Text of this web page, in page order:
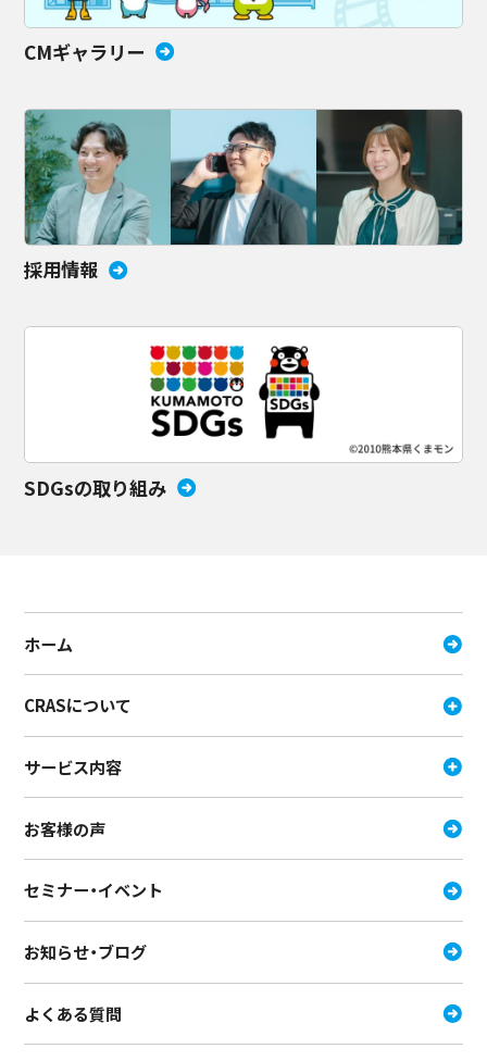
CMギャラリー
採用情報
SDGsの取り組み
ホーム
CRASについて
サービス内容
お客様の声
セミナー・イベント
お知らせ・ブログ
よくある質問